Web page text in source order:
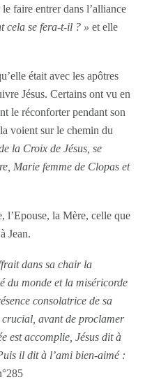
faire entrer dans l’alliance
cela se fera-t-il ? » et elle
était avec les apôtres
Jésus. Certains ont vu en
le réconforter pendant son
voient sur le chemin du
la Croix de Jésus, se
Marie femme de Clopas et
l’Epouse, la Mère, celle que
Jean.
dans sa chair la
du monde et la miséricorde
consolatrice de sa
crucial, avant de proclamer
est accomplie, Jésus dit à
il dit à l’ami bien-aimé :